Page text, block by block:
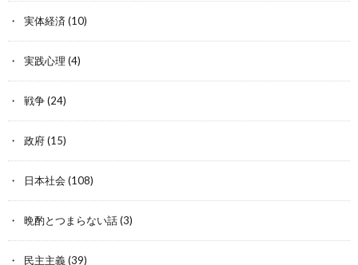
実体経済 (10)
実践心理 (4)
戦争(24)
政府(15)
日本社会 (108)
晩酌とつまらない話(3)
民主主義(39)